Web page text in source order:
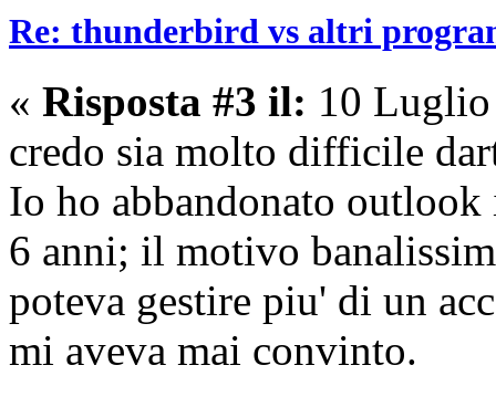
Re: thunderbird vs altri
« Risposta #3 il: 10
credo sia molto difficile
Io ho abbandonato
6 anni; il motivo
poteva gestire piu' di un
mi aveva mai convinto.